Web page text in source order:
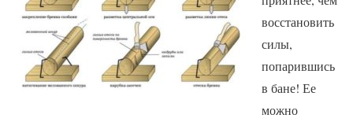
восстановить
силы,
попарившись
в бане! Ее
можно